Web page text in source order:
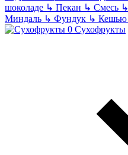
шоколаде ↳ Пекан ↳ Смесь ↳
Миндаль ↳ Фундук ↳ Кешью
Сухофрукты